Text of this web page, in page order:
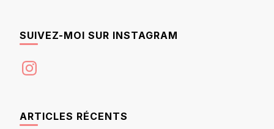
SUIVEZ-MOI SUR INSTAGRAM
Instagram
ARTICLES RÉCENTS